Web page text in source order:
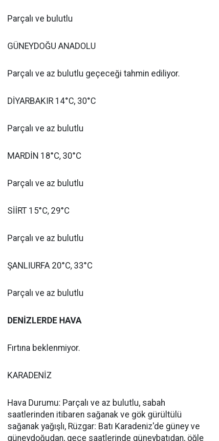
Parçalı ve bulutlu
GÜNEYDOĞU ANADOLU
Parçalı ve az bulutlu geçeceği tahmin ediliyor.
DİYARBAKIR 14°C, 30°C
Parçalı ve az bulutlu
MARDİN 18°C, 30°C
Parçalı ve az bulutlu
SİİRT 15°C, 29°C
Parçalı ve az bulutlu
ŞANLIURFA 20°C, 33°C
Parçalı ve az bulutlu
DENİZLERDE HAVA
Fırtına beklenmiyor.
KARADENİZ
Hava Durumu: Parçalı ve az bulutlu, sabah
saatlerinden itibaren sağanak ve gök gürültülü
sağanak yağışlı, Rüzgar: Batı Karadeniz'de güney ve
güneydoğudan, gece saatlerinde güneybatıdan, öğle